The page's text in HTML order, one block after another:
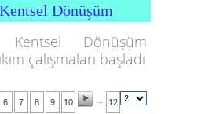
Dönüşüm
Kentsel Dönüşüm
çalışmaları başladı
6 7 8 9 10 12